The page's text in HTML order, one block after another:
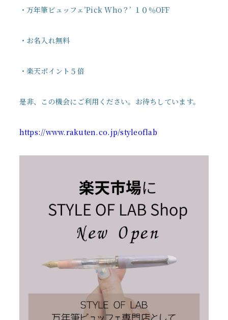
・万年筆ビュッフェ’Pick Who？’ １０％OFF
・お名入れ無料
・楽天ポイント５倍
是非、この機会にご利用ください。お待ちしています。
https://www.rakuten.co.jp/styleoflab